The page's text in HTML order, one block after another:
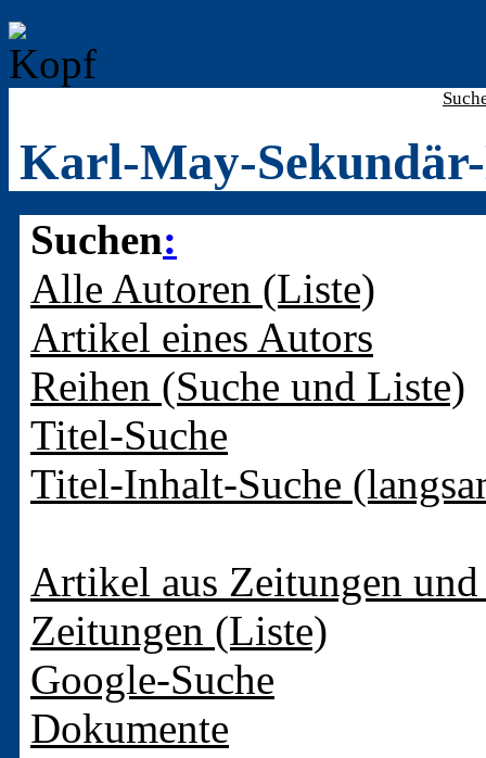
Karl-May-
Suchen:
Alle Autoren (Liste)
Artikel eines Autors
Reihen (Suche und Liste)
Titel-Suche
Titel-Inhalt-Suche
Artikel aus Zeitungen
Zeitungen (Liste)
Google-Suche
Dokumente